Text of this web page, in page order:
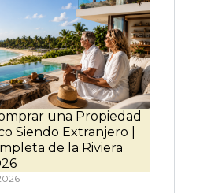
una Propiedad
Siendo Extranjero |
de la Riviera